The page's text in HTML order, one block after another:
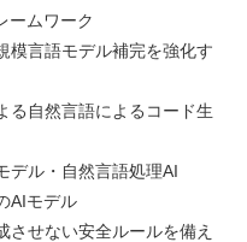
ムワーク
言語モデル補完を強化す
自然言語によるコード生
ル・自然言語処理AI
AIモデル
せない安全ルールを備え